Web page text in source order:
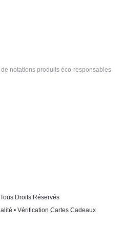
notations produits éco-responsables
Droits Réservés
• Vérification Cartes Cadeaux